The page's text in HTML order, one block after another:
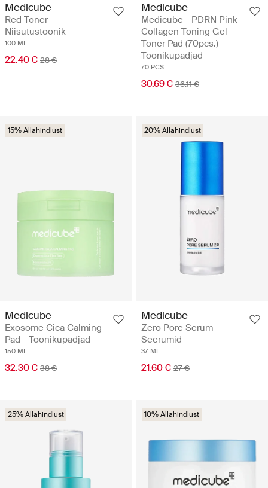
Medicube
Red Toner -
Niisutustoonik
100 ML
22.40 € 28 €
Medicube
Medicube - PDRN Pink
Collagen Toning Gel
Toner Pad (70pcs.) -
Toonikupadjad
70 PCS
30.69 € 36.11 €
15% Allahindlust
Medicube
Exosome Cica Calming
Pad - Toonikupadjad
150 ML
32.30 € 38 €
20% Allahindlust
Medicube
Zero Pore Serum -
Seerumid
37 ML
21.60 € 27 €
25% Allahindlust 10% Allahindlust